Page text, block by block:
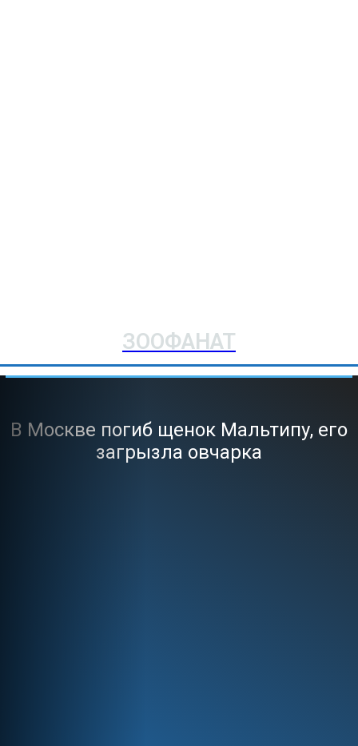
ЗООФАНАТ
В Москве погиб щенок Мальтипу, его
загрызла овчарка